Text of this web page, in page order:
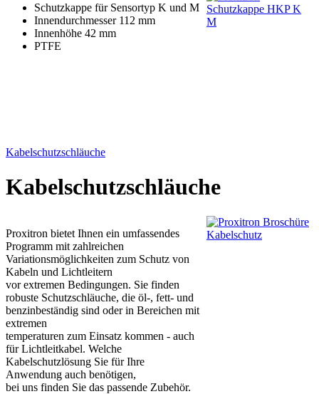
Schutzkappe für Sensortyp K und M
Innendurchmesser 112 mm
Innenhöhe 42 mm
PTFE
Kabelschutzschläuche
Kabelschutzschläuche
Proxitron bietet Ihnen ein umfassendes
Programm mit zahlreichen
Variationsmöglichkeiten zum Schutz von
Kabeln und Lichtleitern
vor extremen Bedingungen. Sie finden
robuste Schutzschläuche, die öl-, fett- und
benzinbeständig sind oder in Bereichen mit
extremen
temperaturen zum Einsatz kommen - auch
für Lichtleitkabel. Welche
Kabelschutzlösung Sie für Ihre
Anwendung auch benötigen,
bei uns finden Sie das passende Zubehör.